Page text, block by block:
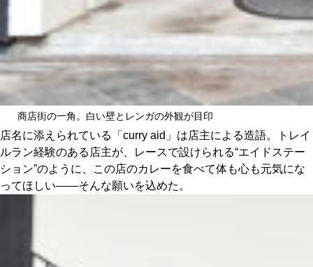
商店街の一角。白い壁とレンガの外観が目印
店名に添えられている「curry aid」は店主による造語。トレイ
ルラン経験のある店主が、レースで設けられる“エイドステー
ション”のように、この店のカレーを食べて体も心も元気にな
ってほしい——そんな願いを込めた。